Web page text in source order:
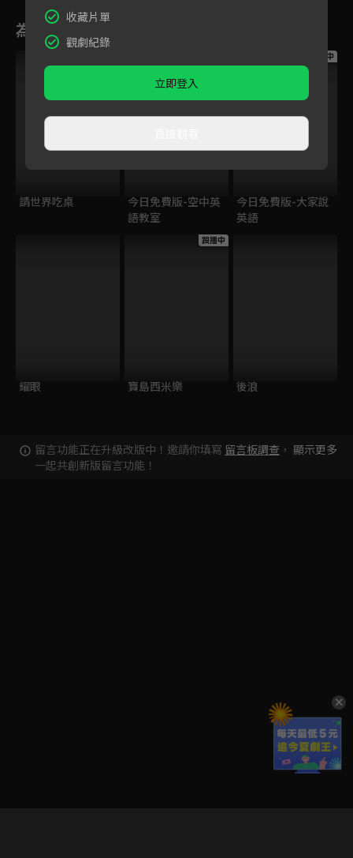
為您推薦
請世界吃桌
今日免費版-空中英
語教室
跟播中
今日免費版-大家說
英語
耀眼
跟播中
寶島西米樂 後浪
留言功能正在升級改版中！邀請你填寫 留言板調查 ，
一起共創新版留言功能！
顯示更多
收藏片單
觀劇紀錄
立即登入